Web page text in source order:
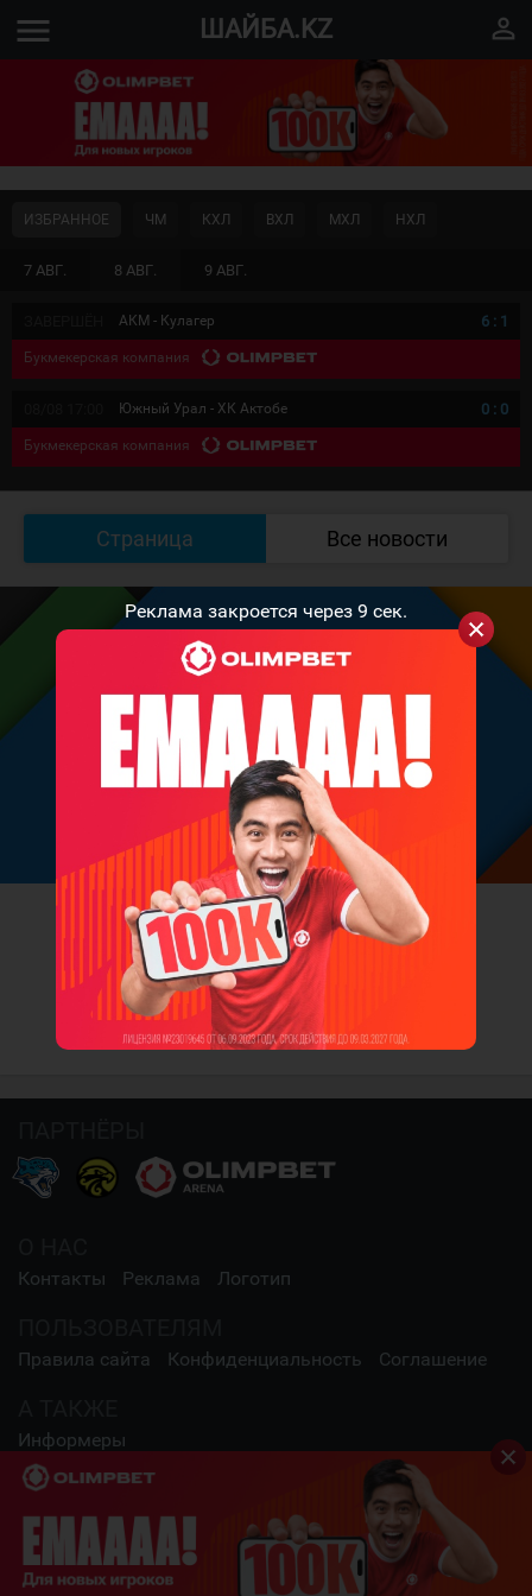
Реклама закроется через 9 сек.
menu ШАЙБА.KZ perm_identity
7 АВГ. 8 АВГ. 9 АВГ.
ИЗБРАННОЕ ЧМ КХЛ ВХЛ МХЛ НХЛ
АКМ - Кулагер 6 : 1
Букмекерская компания
Южный Урал - ХК Актобе 0 : 0
Букмекерская компания
Страница Все новости
Volkov
Николай Волков
Контакты Реклама Логотип
Правила сайта Конфиденциальность Соглашение
Информеры
СОЦИАЛЬНЫЕ СЕТИ